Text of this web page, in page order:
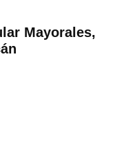
Mayorales,